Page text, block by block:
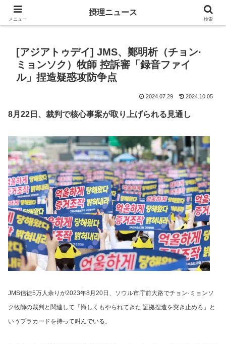
キリスト教福音宣教会に関連する報道記事
[アジアトゥデイ] JMS、鄭明析（チョン·
ミョンソク）牧師 控訴審「録音ファイ
ル」捏造疑惑攻防争点
2024.07.29 2024.10.05
8月22日、裁判で核心事案が取り上げられる見通し
JMS信徒5万人余りが2023年8月20日、ソウル市庁前大路でチョン·ミョンソ
ク牧師の裁判と関連して「悔しくもやられてきた 証拠捏造を突き止めろ」と
いうプラカードを持って叫んでいる。
メニュー
摂理ニュース
検索